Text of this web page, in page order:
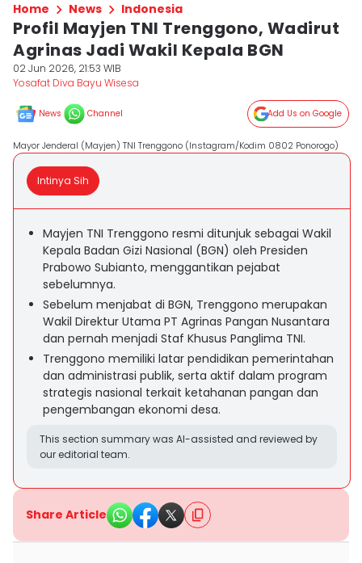
Home News Indonesia
Profil Mayjen TNI Trenggono, Wadirut
Agrinas Jadi Wakil Kepala BGN
02 Jun 2026, 21:53 WIB
Yosafat Diva Bayu Wisesa
News Channel Add Us on Google
Mayor Jenderal (Mayjen) TNI Trenggono (Instagram/Kodim 0802 Ponorogo)
Intinya Sih
Mayjen TNI Trenggono resmi ditunjuk sebagai Wakil
Kepala Badan Gizi Nasional (BGN) oleh Presiden
Prabowo Subianto, menggantikan pejabat
sebelumnya.
Sebelum menjabat di BGN, Trenggono merupakan
Wakil Direktur Utama PT Agrinas Pangan Nusantara
dan pernah menjadi Staf Khusus Panglima TNI.
Trenggono memiliki latar pendidikan pemerintahan
dan administrasi publik, serta aktif dalam program
strategis nasional terkait ketahanan pangan dan
pengembangan ekonomi desa.
This section summary was AI-assisted and reviewed by
our editorial team.
Share Article